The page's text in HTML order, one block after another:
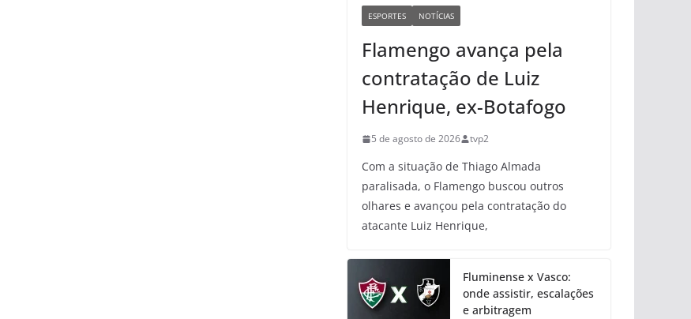
ESPORTES NOTÍCIAS
Flamengo avança pela
contratação de Luiz
Henrique, ex-Botafogo
5 de agosto de 2026 tvp2
Com a situação de Thiago Almada
paralisada, o Flamengo buscou outros
olhares e avançou pela contratação do
atacante Luiz Henrique,
Fluminense x Vasco:
onde assistir, escalações
e arbitragem